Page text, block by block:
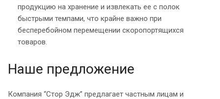
продукцию на хранение и извлекать ее с полок
быстрыми темпами, что крайне важно при
бесперебойном перемещении скоропортящихся
товаров.
Наше предложение
Компания “Стор Эдж” предлагает частным лицам и